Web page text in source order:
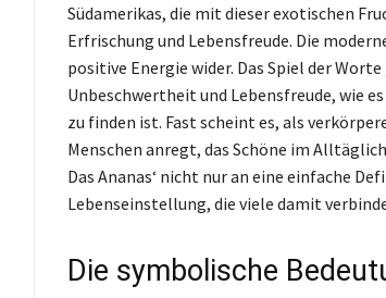
Südamerikas, die mit dieser exotischen
Erfrischung und Lebensfreude. Die
positive Energie wider. Das Spiel der Worte
Unbeschwertheit und Lebensfreude, wie
zu finden ist. Fast scheint es, als
Menschen anregt, das Schöne im
Das Ananas‘ nicht nur an eine einfache
Lebenseinstellung, die viele damit
Die symbolische